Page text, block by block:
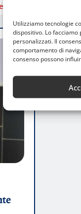
Utilizziamo tecnologie
dispositivo. Lo
personalizzati. Il
comportamento di
consenso possono
FIB Lombardia